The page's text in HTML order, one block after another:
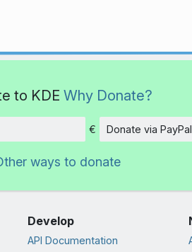
to KDE Why Donate?
Amount
€ Donate via PayPal
ways to donate
Develop
API Documentation